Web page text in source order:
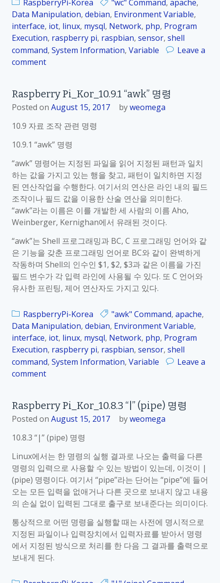
.
9
.
3
r
t
명
령
RaspberryPi-Korea "wc" Command, apache,
Data Manipulation, debian, Environment Variable,
interface, iot, linux, mysql, Network, php, Program
Execution, raspberry pi, raspbian, sensor, shell
command, System Information, Variable
Leave a
comment
a
s
p
b
e
r
y
P
i
_
K
o
r
_
1
0
2
w
c
령
Raspberry Pi_Kor_10.9.1 “awk” 명령
Posted on August 15, 2017 byweomega
10.9 자료 조작 관련 명령
10.9.1 “awk” 명령
“awk” 명령어는 지정된 파일을 읽어 지정된 패턴과 일치
하는 값을 가지고 있는 행을 찾고, 패턴이 일치하면 지정
된 연산작업을 수행한다. 여기서의 연산은 라인 내의 필드
조작이나 필드 값을 이용한 산술 연산을 의미한다.
“awk”라는 이름은 이를 개발한 세 사람의 이름 Aho,
Weinberger, Kernighan에서 유래된 것이다.
“awk”는 Shell 프로그래밍과 BC, C 프로그래밍 언어와 같
은 기능을 갖춘 프로그래밍 언어로 BC와 같이 완벽하게
작동하며 Shell의 인수인 $1, $2, $3과 같은 이름을 가진
필드 변수가 각 입력 라인에 사용될 수 있다. 또 C 언어와
유사한 프린팅, 제어 연산자도 가지고 있다.
RaspberryPi-Korea "awk" Command, apache,
Data Manipulation, debian, Environment Variable,
interface, iot, linux, mysql, Network, php, Program
Execution, raspberry pi, raspbian, sensor, shell
command, System Information, Variable
Leave a
comment
a
s
p
b
e
r
r
y
P
_
K
o
r
Raspberry Pi_Kor_10.8.3 “|” (pipe) 명령
Posted on August 15, 2017 byweomega
10.8.3 “|” (pipe) 명령
Linux에서는 한 명령의 실행 결과로 나오는 출력을 다른
명령의 입력으로 사용할 수 있는 방법이 있는데, 이것이 |
(pipe) 명령이다. 여기서 “pipe”라는 단어는 “pipe”에 들어
오는 모든 입력을 없애거나 다른 곳으로 보내지 않고 내용
의 손실 없이 입력된 그대로 출구로 보내준다는 의미이다.
통상적으로 어떤 명령을 실행할 때는 사전에 명시적으로
지정된 파일이나 입력장치에서 입력자료를 받아서 명령
에서 지정된 방식으로 처리를 한 다음 그 결과를 출력으로
보내게 된다.